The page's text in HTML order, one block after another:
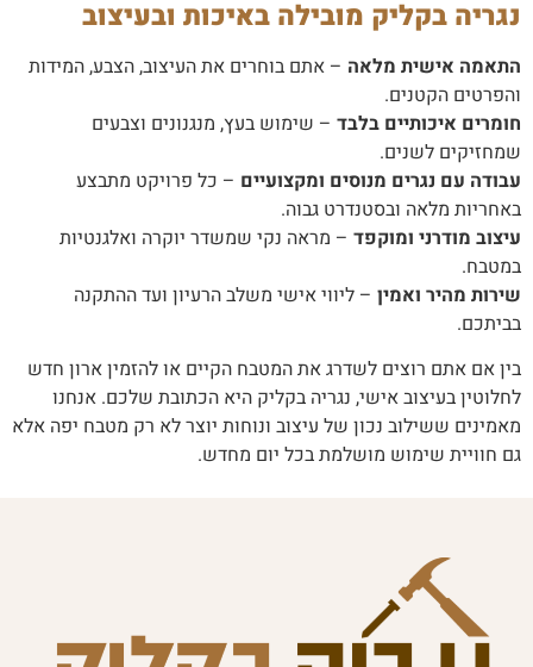
נגריה בקליק מובילה באיכות ובעיצוב
התאמה אישית מלאה – אתם בוחרים את העיצוב, הצבע, המידות
והפרטים הקטנים.
חומרים איכותיים בלבד – שימוש בעץ, מנגנונים וצבעים
שמחזיקים לשנים.
עבודה עם נגרים מנוסים ומקצועיים – כל פרויקט מתבצע
באחריות מלאה ובסטנדרט גבוה.
עיצוב מודרני ומוקפד – מראה נקי שמשדר יוקרה ואלגנטיות
במטבח.
שירות מהיר ואמין – ליווי אישי משלב הרעיון ועד ההתקנה
בביתכם.
בין אם אתם רוצים לשדרג את המטבח הקיים או להזמין ארון חדש
לחלוטין בעיצוב אישי, נגריה בקליק היא הכתובת שלכם. אנחנו
מאמינים ששילוב נכון של עיצוב ונוחות יוצר לא רק מטבח יפה אלא
גם חוויית שימוש מושלמת בכל יום מחדש.